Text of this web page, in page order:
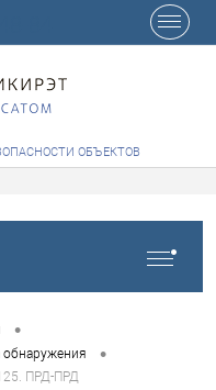
ОБЪЕКТОВ
•
обнаружения •
ПРД-ПРД